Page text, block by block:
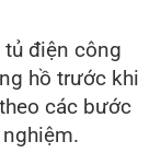
tủ điện công
hồ trước khi
các bước